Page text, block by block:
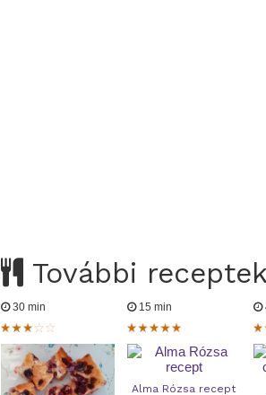
További
30 min 15 min
Alma Rózsa recept